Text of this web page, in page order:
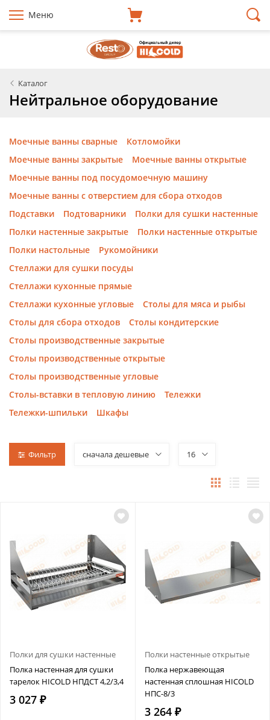
Меню
Каталог
Нейтральное оборудование
Моечные ванны сварные
Котломойки
Моечные ванны закрытые
Моечные ванны открытые
Моечные ванны под посудомоечную машину
Моечные ванны с отверстием для сбора отходов
Подставки
Подтоварники
Полки для сушки настенные
Полки настенные закрытые
Полки настенные открытые
Полки настольные
Рукомойники
Стеллажи для сушки посуды
Стеллажи кухонные прямые
Стеллажи кухонные угловые
Столы для мяса и рыбы
Столы для сбора отходов
Столы кондитерские
Столы производственные закрытые
Столы производственные открытые
Столы производственные угловые
Столы-вставки в тепловую линию
Тележки
Тележки-шпильки
Шкафы
Фильтр сначала дешевые 16
Полки для сушки настенные
Полка настенная для сушки
тарелок HICOLD НПДСТ 4,2/3,4
3 027 ₽
Полки настенные открытые
Полка нержавеющая
настенная сплошная HICOLD
НПС-8/3
3 264 ₽